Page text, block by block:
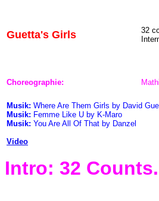
Guetta's Girls 32
Choreographie:
Musik: Where Are Them Girls by David
Musik: Femme Like U by K-Maro
Musik: You Are All Of That by Danzel
Video
Intro: 32 Counts.